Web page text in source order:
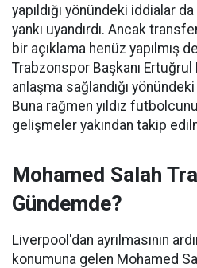
yapıldığı yönündeki iddialar
yankı uyandırdı. Ancak
bir açıklama henüz yapılmış
Trabzonspor Başkanı Ertuğrul
anlaşma sağlandığı yönündeki
Buna rağmen yıldız
gelişmeler yakından takip
Mohamed Salah
Gündemde?
Liverpool'dan ayrılmasının
konumuna gelen Mohamed